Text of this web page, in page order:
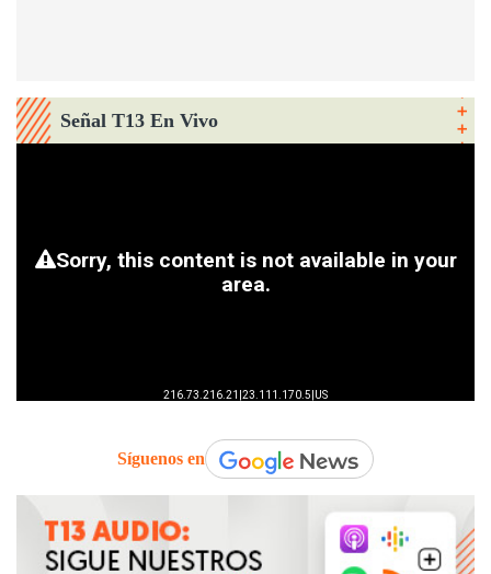
Señal T13 En Vivo
Síguenos en